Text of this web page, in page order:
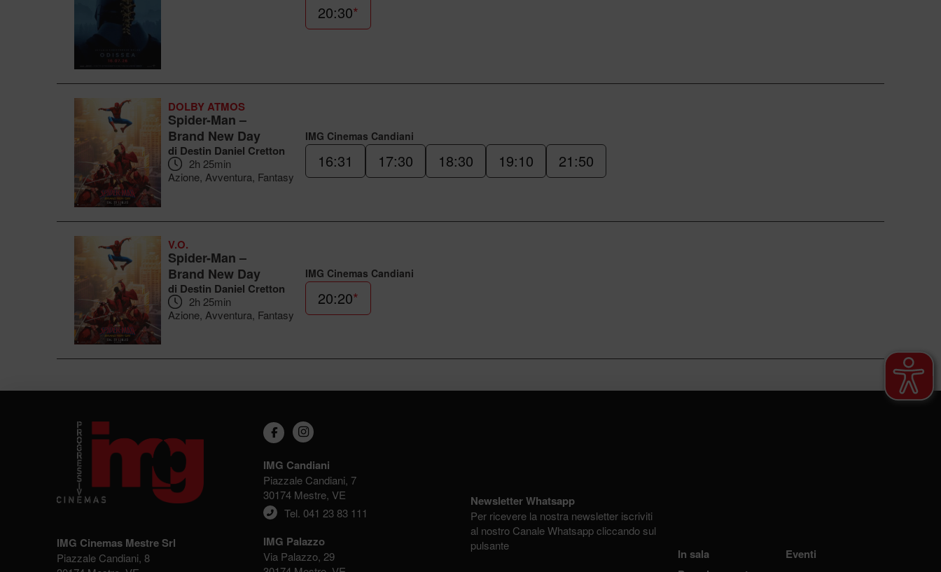
20:30*
DOLBY ATMOS
Spider-Man –
Brand New Day
di Destin Daniel Cretton
2h 25min
Azione, Avventura, Fantasy
IMG Cinemas Candiani
16:31 17:30 18:30 19:10 21:50
V.O.
Spider-Man –
Brand New Day
di Destin Daniel Cretton
2h 25min
Azione, Avventura, Fantasy
IMG Cinemas Candiani
20:20*
IMG Cinemas Mestre Srl
Piazzale Candiani, 8
IMG Candiani
Piazzale Candiani, 7
30174 Mestre, VE
Tel. 041 23 83 111
IMG Palazzo
Via Palazzo, 29
Newsletter Whatsapp
Per ricevere la nostra newsletter iscriviti
al nostro Canale Whatsapp cliccando sul
pulsante
In sala
Eventi